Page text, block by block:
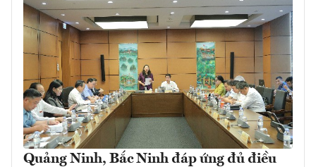
Quảng Ninh, Bắc Ninh đáp ứng đủ điều